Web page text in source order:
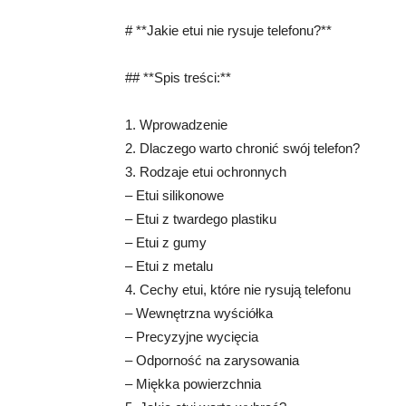
# **Jakie etui nie rysuje telefonu?**
## **Spis treści:**
1. Wprowadzenie
2. Dlaczego warto chronić swój telefon?
3. Rodzaje etui ochronnych
– Etui silikonowe
– Etui z twardego plastiku
– Etui z gumy
– Etui z metalu
4. Cechy etui, które nie rysują telefonu
– Wewnętrzna wyściółka
– Precyzyjne wycięcia
– Odporność na zarysowania
– Miękka powierzchnia